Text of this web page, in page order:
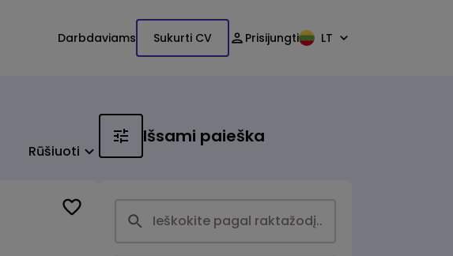
Darbdaviams Sukurti CV Prisijungti LT
Rūšiuoti
Išsami paieška